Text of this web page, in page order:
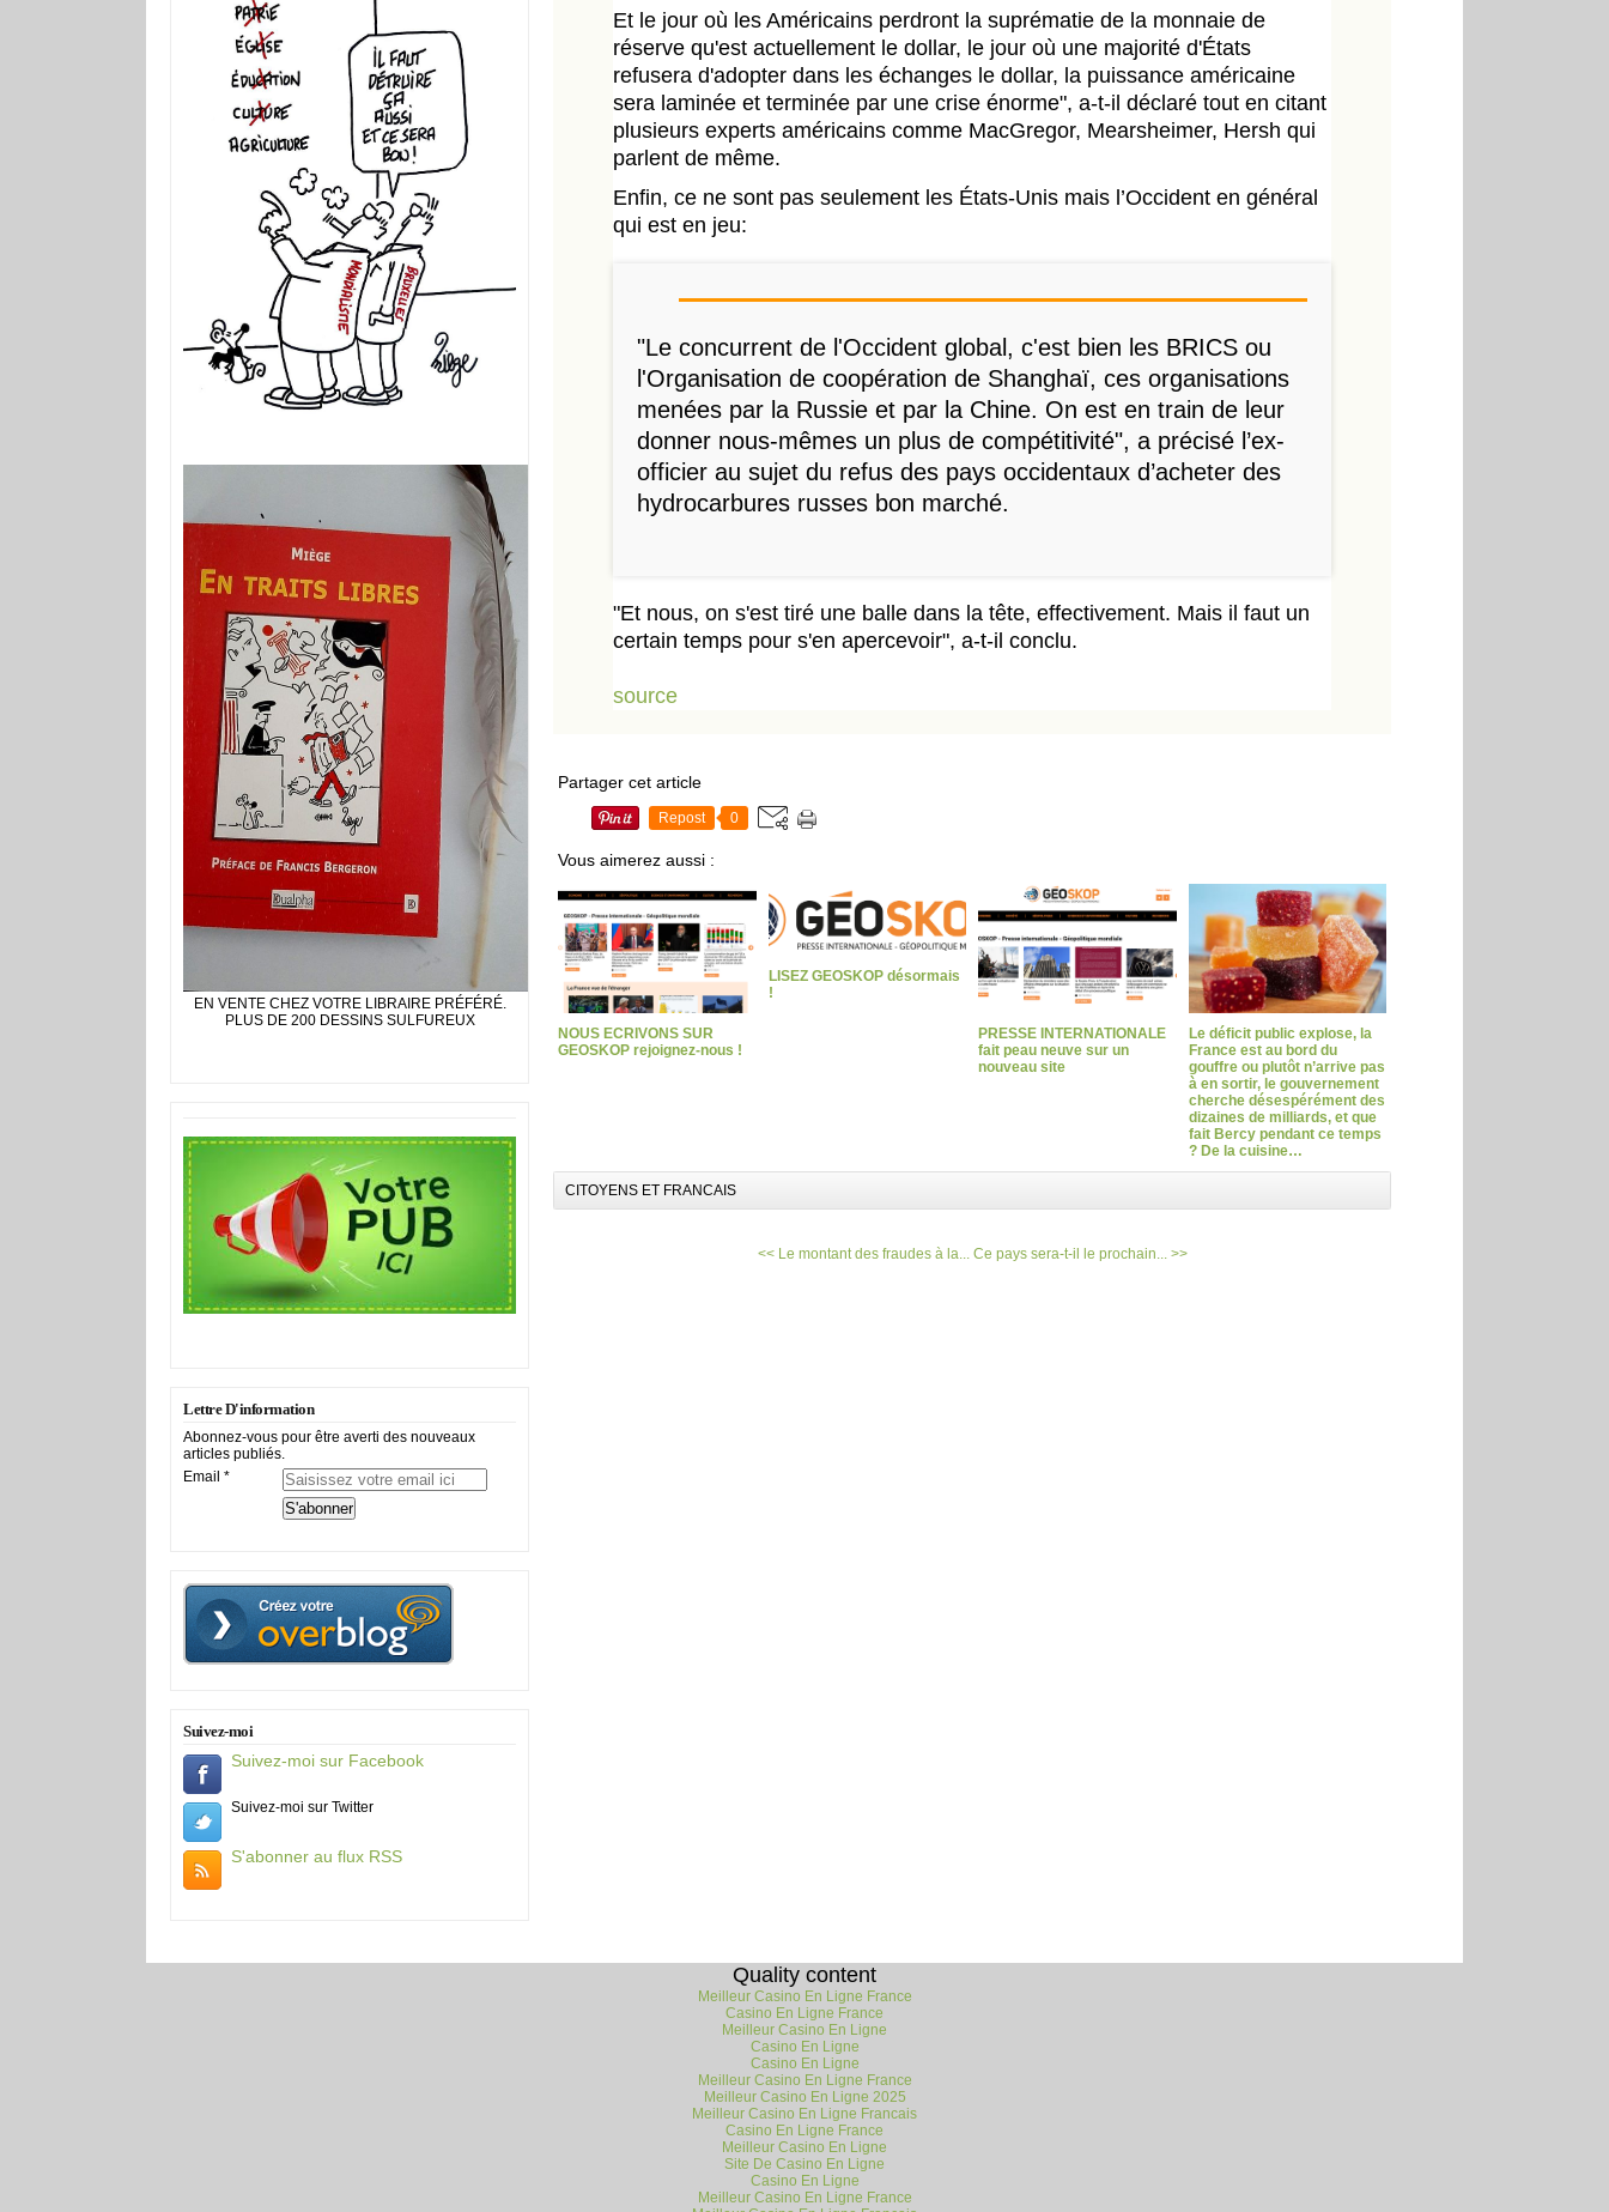
EN VENTE CHEZ VOTRE LIBRAIRE PRÉFÉRÉ.
PLUS DE 200 DESSINS SULFUREUX
Lettre D'information
Abonnez-vous pour être averti des nouveaux
articles publiés.
Email
Suivez-moi
Suivez-moi sur Facebook
Suivez-moi sur Twitter
S'abonner au flux RSS
Et le jour où les Américains perdront la suprématie de la monnaie de
réserve qu'est actuellement le dollar, le jour où une majorité d'États
refusera d'adopter dans les échanges le dollar, la puissance américaine
sera laminée et terminée par une crise énorme", a-t-il déclaré tout en citant
plusieurs experts américains comme MacGregor, Mearsheimer, Hersh qui
parlent de même.
Enfin, ce ne sont pas seulement les États-Unis mais l’Occident en général
qui est en jeu:
"Le concurrent de l'Occident global, c'est bien les BRICS ou
l'Organisation de coopération de Shanghaï, ces organisations
menées par la Russie et par la Chine. On est en train de leur
donner nous-mêmes un plus de compétitivité", a précisé l’ex-
officier au sujet du refus des pays occidentaux d’acheter des
hydrocarbures russes bon marché.
"Et nous, on s'est tiré une balle dans la tête, effectivement. Mais il faut un
certain temps pour s'en apercevoir", a-t-il conclu.
source
Partager cet article
Repost 0
Vous aimerez aussi :
NOUS ECRIVONS SUR
GEOSKOP rejoignez-nous !
LISEZ GEOSKOP désormais
!
PRESSE INTERNATIONALE
fait peau neuve sur un
nouveau site
Le déficit public explose, la
France est au bord du
gouffre ou plutôt n’arrive pas
à en sortir, le gouvernement
cherche désespérément des
dizaines de milliards, et que
fait Bercy pendant ce temps
? De la cuisine…
CITOYENS ET FRANCAIS
<< Le montant des fraudes à la... Ce pays sera-t-il le prochain... >>
Quality content
Meilleur Casino En Ligne France
Casino En Ligne France
Meilleur Casino En Ligne
Casino En Ligne
Casino En Ligne
Meilleur Casino En Ligne France
Meilleur Casino En Ligne 2025
Meilleur Casino En Ligne Francais
Casino En Ligne France
Meilleur Casino En Ligne
Site De Casino En Ligne
Casino En Ligne
Meilleur Casino En Ligne France